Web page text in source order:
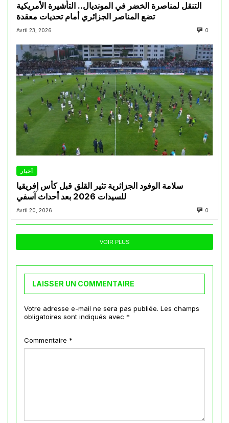
التنقل لمناصرة الخضر في المونديال.. التأشيرة الأمريكية
تضع المناصر الجزائري أمام تحديات معقدة
Avril 23, 2026 0
أخبار
سلامة الوفود الجزائرية تثير القلق قبل كأس إفريقيا
للسيدات 2026 بعد أحداث آسفي
Avril 20, 2026 0
VOIR PLUS
LAISSER UN COMMENTAIRE
Votre adresse e-mail ne sera pas publiée. Les champs
obligatoires sont indiqués avec *
Commentaire *